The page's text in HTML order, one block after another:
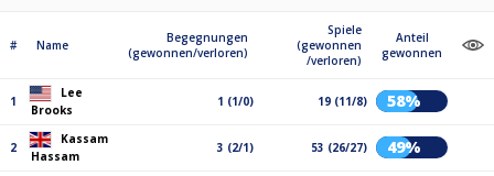
# Name
Begegnungen
(gewonnen/verloren)
Spiele
(gewonnen
/verloren)
Anteil
gewonnen
1
Lee
Brooks
1 (1/0) 19 (11/8) 58%
2
Kassam
Hassam
3 (2/1) 53 (26/27) 49%